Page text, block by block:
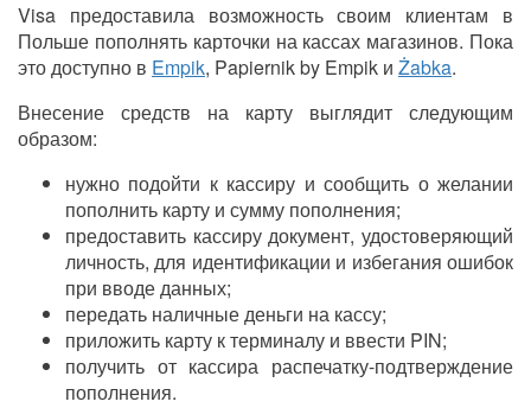
Visa предоставила возможность своим клиентам в
Польше пополнять карточки на кассах магазинов. Пока
это доступно в Empik, Papiernik by Empik и Żabka.
Внесение средств на карту выглядит следующим
образом:
нужно подойти к кассиру и сообщить о желании
пополнить карту и сумму пополнения;
предоставить кассиру документ, удостоверяющий
личность, для идентификации и избегания ошибок
при вводе данных;
передать наличные деньги на кассу;
приложить карту к терминалу и ввести PIN;
получить от кассира распечатку-подтверждение
пополнения.